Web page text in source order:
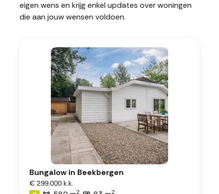
eigen wens en krijg enkel updates over woningen
die aan jouw wensen voldoen.
Bungalow in Beekbergen
€ 299.000 k.k.
2 2